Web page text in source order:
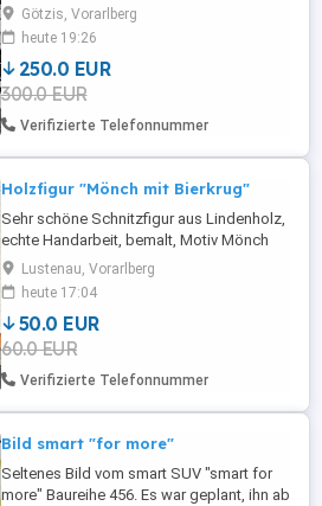
Interesse wird zur ihr weitergeleitet.
Götzis, Vorarlberg
heute 19:26
250.0 EUR
300.0 EUR
Verifizierte Telefonnummer
Holzfigur "Mönch mit Bierkrug"
Sehr schöne Schnitzfigur aus Lindenholz,
echte Handarbeit, bemalt, Motiv Mönch
mit Bierkrug, Höhe 42 cm
Lustenau, Vorarlberg
heute 17:04
50.0 EUR
60.0 EUR
Verifizierte Telefonnummer
Bild smart "for more"
Seltenes Bild vom smart SUV "smart for
more" Baureihe 456. Es war geplant, ihn ab